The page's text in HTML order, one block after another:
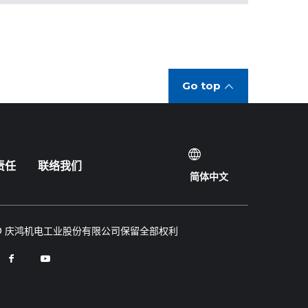
Go top
任 联络我们
简体中文
鸿机电工业股份有限公司保留全部权利